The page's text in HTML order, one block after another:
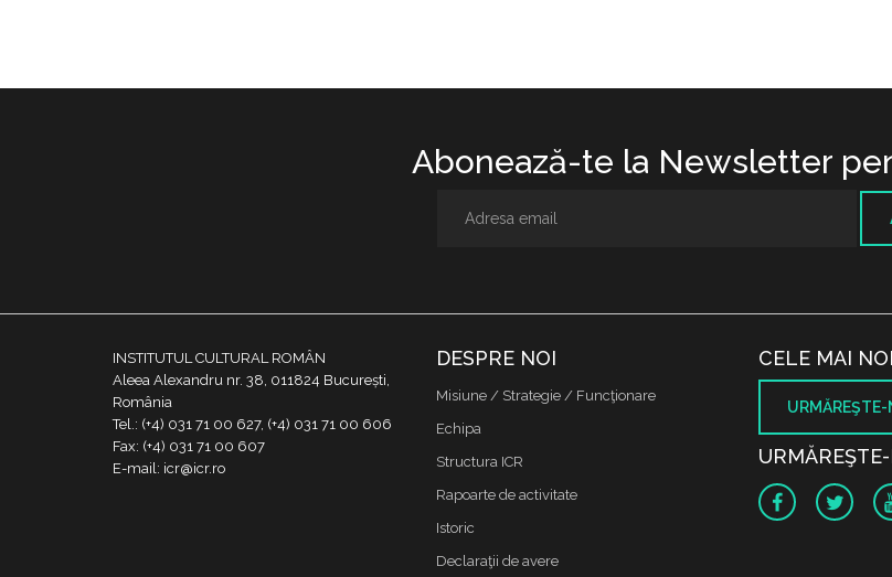
Abonează-te la Newsletter
INSTITUTUL CULTURAL ROMÂN
Aleea Alexandru nr. 38, 011824 București,
România
Tel.: (+4) 031 71 00 627, (+4) 031 71 00 606
Fax: (+4) 031 71 00 607
E-mail: icr@icr.ro
DESPRE NOI
Misiune / Strategie / Funcţionare
Echipa
Structura ICR
Rapoarte de activitate
Istoric
Declaraţii de avere
CELE MAI